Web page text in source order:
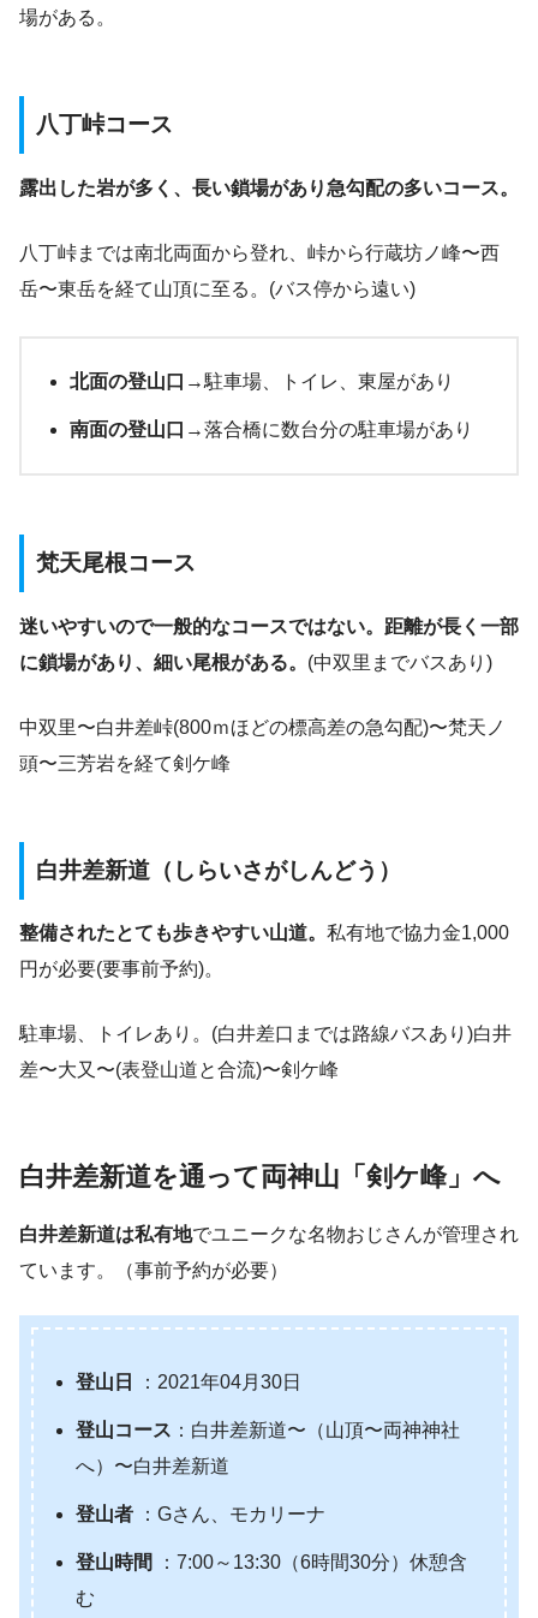
場がある。
八丁峠コース
露出した岩が多く、長い鎖場があり急勾配の多いコース。
八丁峠までは南北両面から登れ、峠から行蔵坊ノ峰〜西
岳〜東岳を経て山頂に至る。(バス停から遠い)
北面の登山口 →駐車場、トイレ、東屋があり
南面の登山口 →落合橋に数台分の駐車場があり
梵天尾根コース
迷いやすいので一般的なコースではない。距離が長く一部
に鎖場があり、細い尾根がある。 (中双里までバスあり)
中双里〜白井差峠(800ｍほどの標高差の急勾配)〜梵天ノ
頭〜三芳岩を経て剣ケ峰
白井差新道（しらいさがしんどう）
整備されたとても歩きやすい山道。 私有地で協力金1,000
円が必要(要事前予約)。
駐車場、トイレあり。(白井差口までは路線バスあり)白井
差〜大又〜(表登山道と合流)〜剣ケ峰
白井差新道を通って両神山「 剣ケ峰」 へ
白井差新道は私有地でユニークな名物おじさんが管理され
ています。（事前予約が必要）
登山日 ：2021年04月30日
登山コース ：白井差新道〜（山頂〜両神神社
へ）〜白井差新道
登山者 ：Gさん、モカリーナ
登山時間
：7:00～13:30（6時間30分）休憩含
む